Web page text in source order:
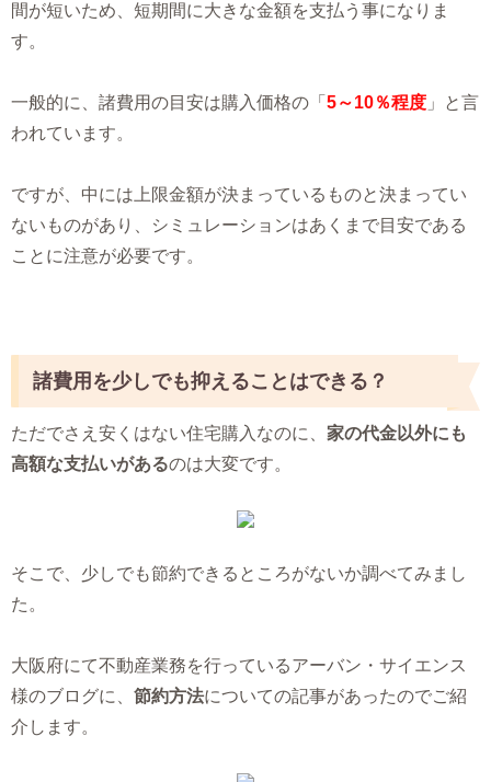
間が短いため、短期間に大きな金額を支払う事になりま
す。
一般的に、諸費用の目安は購入価格の「 5～10％程度」と言
われています。
ですが、中には上限金額が決まっているものと決まってい
ないものがあり、シミュレーションはあくまで目安である
ことに注意が必要です。
諸費用を少しでも抑えることはできる？
ただでさえ安くはない住宅購入なのに、 家の代金以外にも
高額な支払いがあるのは大変です。
そこで、少しでも節約できるところがないか調べてみまし
た。
大阪府にて不動産業務を行っているアーバン・サイエンス
様のブログに、 節約方法についての記事があったのでご紹
介します。